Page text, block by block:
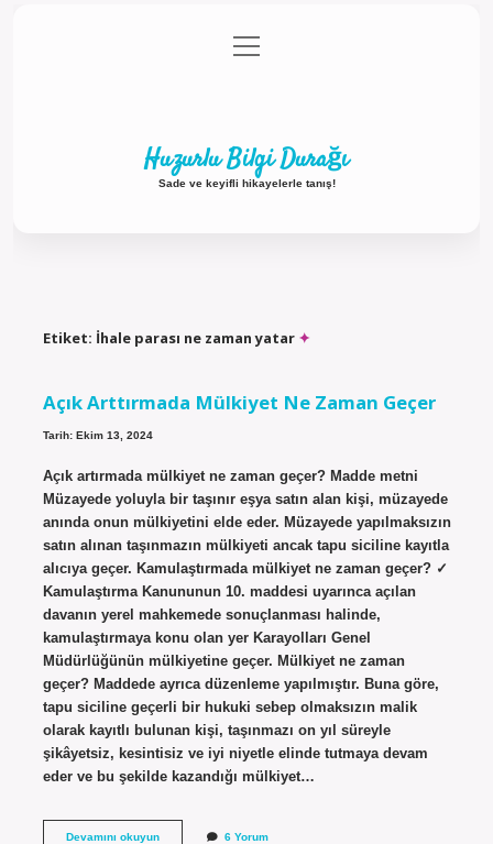
Gizlilik Politikası
menüyü
aç
Huzurlu Bilgi Durağı
Sade ve keyifli hikayelerle tanış!
Etiket: İhale parası ne zaman yatar
Açık Arttırmada Mülkiyet Ne Zaman Geçer
Tarih: Ekim 13, 2024
Açık artırmada mülkiyet ne zaman geçer? Madde metni
Müzayede yoluyla bir taşınır eşya satın alan kişi, müzayede
anında onun mülkiyetini elde eder. Müzayede yapılmaksızın
satın alınan taşınmazın mülkiyeti ancak tapu siciline kayıtla
alıcıya geçer. Kamulaştırmada mülkiyet ne zaman geçer? ✓
Kamulaştırma Kanununun 10. maddesi uyarınca açılan
davanın yerel mahkemede sonuçlanması halinde,
kamulaştırmaya konu olan yer Karayolları Genel
Müdürlüğünün mülkiyetine geçer. Mülkiyet ne zaman
geçer? Maddede ayrıca düzenleme yapılmıştır. Buna göre,
tapu siciline geçerli bir hukuki sebep olmaksızın malik
olarak kayıtlı bulunan kişi, taşınmazı on yıl süreyle
şikâyetsiz, kesintisiz ve iyi niyetle elinde tutmaya devam
eder ve bu şekilde kazandığı mülkiyet…
Devamını okuyunAçık
6 Yorum